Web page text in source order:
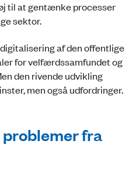
til at gentænke processer
sektor.
af den offentlige
for velfærdssamfundet og
den rivende udvikling
men også udfordringer.
fra